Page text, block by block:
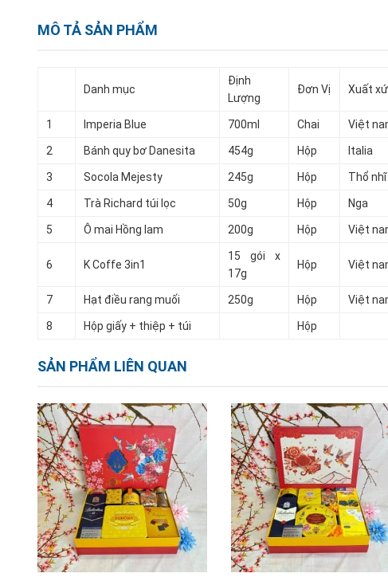
MÔ TẢ SẢN PHẨM
Danh mục
Định
Lượng
Đơn Vị Xuất xứ
1 Imperia Blue 700ml Chai Việt
2 Bánh quy bơ Danesita 454g Hộp Italia
3 Socola Mejesty 245g Hộp Thổ nhĩ
4 Trà Richard túi lọc 50g Hộp Nga
5 Ô mai Hồng lam 200g Hộp Việt
6 K Coffe 3in1
15 gói x
17g
Hộp Việt
7 Hạt điều rang muối 250g Hộp Việt
8 Hộp giấy + thiệp + túi Hộp
SẢN PHẨM LIÊN QUAN